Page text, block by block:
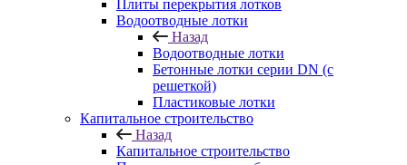
Плиты перекрытия лотков
Водоотводные лотки
Назад
Водоотводные лотки
Бетонные лотки серии DN (с
решеткой)
Пластиковые лотки
Капитальное строительство
Назад
Капитальное строительство